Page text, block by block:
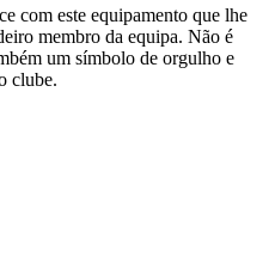
com este equipamento que lhe
membro da equipa. Não é
um símbolo de orgulho e
clube.